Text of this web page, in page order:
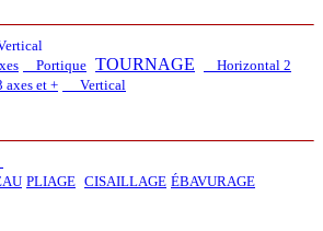
Portique TOURNAGE
Horizontal 2
et + Vertical​
PLIAGE CISAILLAGE ÉBAVURAGE